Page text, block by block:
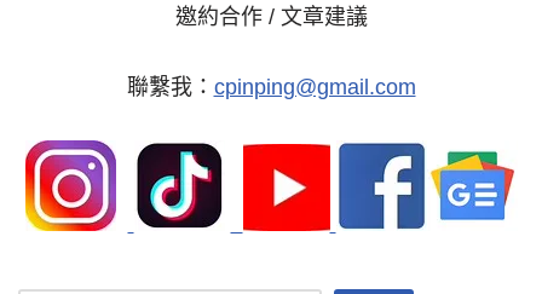
邀約合作 / 文章建議
聯繫我： cpinping@gmail.com